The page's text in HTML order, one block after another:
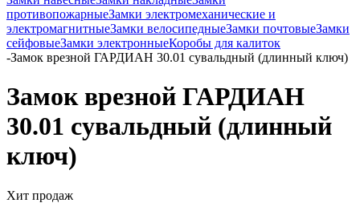
противопожарныеЗамки электромеханические и
электромагнитныеЗамки велосипедныеЗамки почтовыеЗамки
сейфовыеЗамки электронныеКоробы для калиток
-Замок врезной ГАРДИАН 30.01 сувальдный (длинный ключ)
Замок врезной ГАРДИАН
30.01 сувальдный (длинный
ключ)
Хит продаж